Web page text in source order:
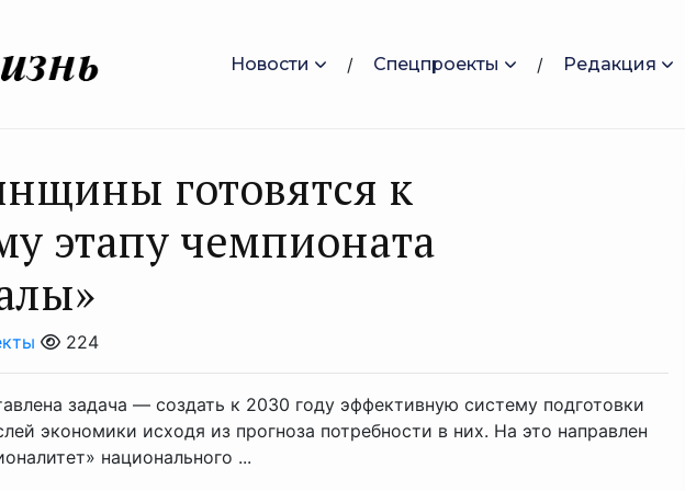
Новости Спецпроекты Редакция
готовятся к
этапу чемпионата
224
задача — создать к 2030 году эффективную систему подготовки
экономики исходя из прогноза потребности в них. На это направлен
национального ...